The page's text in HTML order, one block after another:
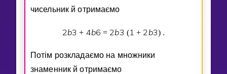
чисельник й отримаємо
2b3 + 4b6 = 2b3 (1 + 2b3) .
Потiм розкладаємо на множники
знаменник й отримаємо